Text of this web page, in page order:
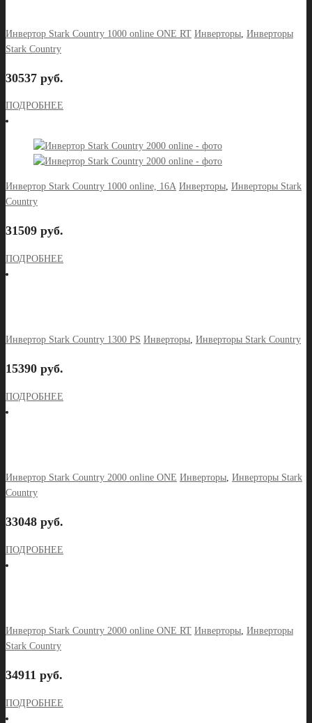
Инвертор Stark Country 1000 online ONE RT Инверторы Инверторы
Stark Country
30537 руб.
ПОДРОБНЕЕ
Инвертор Stark Country 1000 online, 16А Инверторы, Инверторы Stark
Country
31509 руб.
ПОДРОБНЕЕ
Инвертор Stark Country 1300 PS Инверторы, Инверторы Stark Country
15390 руб.
ПОДРОБНЕЕ
Инвертор Stark Country 2000 online ONE Инверторы, Инверторы Stark
Country
33048 руб.
ПОДРОБНЕЕ
Инвертор Stark Country 2000 online ONE RT Инверторы, Инверторы
Stark Country
34911 руб.
ПОДРОБНЕЕ